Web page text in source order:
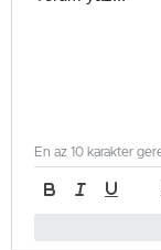
En az 10 karakter